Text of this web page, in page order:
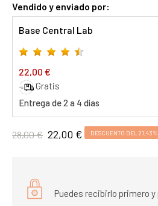
Vendido y enviado por:
Base Central Lab
22,00 €
Gratis
Entrega de 2 a 4 días
28,00 € 22,00 € DESCUENTO DEL 21,43%
Puedes recibirlo primero y